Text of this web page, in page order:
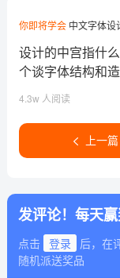
你即将学会 中文字体设
设计的中宫指什
个谈字体结构和
4.3w 人阅读
上一篇
发评论！每天
点击 登录
后，在
随机派送奖品